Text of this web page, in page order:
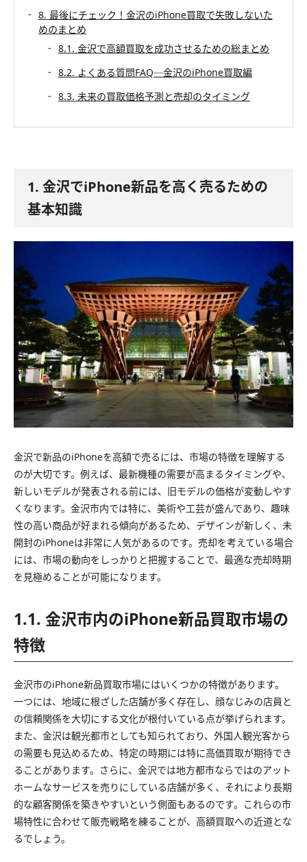
8. 最後にチェック！金沢のiPhone買取で失敗しないた
めのまとめ
8.1. 金沢で高額買取を成功させるための総まとめ
8.2. よくある質問FAQ─金沢のiPhone買取編
8.3. 未来の買取価格予測と売却のタイミング
1. 金沢でiPhone新品を高く売るための
基本知識
金沢で新品のiPhoneを高額で売るには、市場の特徴を理解する
のが大切です。例えば、最新機種の需要が高まるタイミングや、
新しいモデルが発表される前には、旧モデルの価格が変動しやす
くなります。金沢市内では特に、美術や工芸が盛んであり、趣味
性の高い商品が好まれる傾向があるため、デザインが新しく、未
開封のiPhoneは非常に人気があるのです。売却を考えている場合
には、市場の動向をしっかりと把握することで、最適な売却時期
を見極めることが可能になります。
1.1. 金沢市内のiPhone新品買取市場の
特徴
金沢市のiPhone新品買取市場にはいくつかの特徴があります。
一つには、地域に根ざした店舗が多く存在し、顔なじみの店員と
の信頼関係を大切にする文化が根付いている点が挙げられます。
また、金沢は観光都市としても知られており、外国人観光客から
の需要も見込めるため、特定の時期には特に高価買取が期待でき
ることがあります。さらに、金沢では地方都市ならではのアット
ホームなサービスを売りにしている店舗が多く、それにより長期
的な顧客関係を築きやすいという側面もあるのです。これらの市
場特性に合わせて販売戦略を練ることが、高額買取への近道とな
るでしょう。